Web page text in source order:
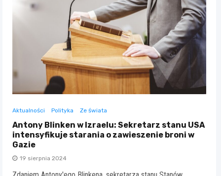
Aktualności Polityka Ze świata
Antony Blinken w Izraelu: Sekretarz stanu USA
intensyfikuje starania o zawieszenie broni w
Gazie
19 sierpnia 2024